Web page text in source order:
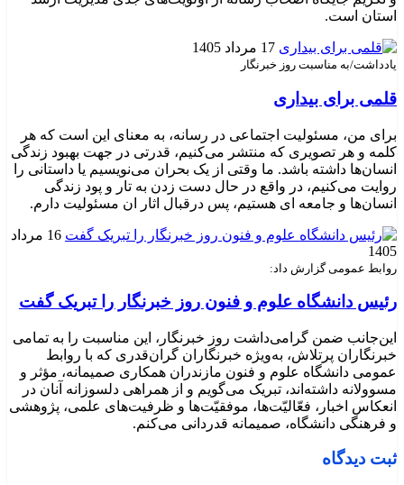
استان است. ‎
17 مرداد 1405
یادداشت/به مناسبت روز خبرنگار
قلمی برای بیداری
برای من، مسئولیت اجتماعی در رسانه، به معنای این است که هر
کلمه و هر تصویری که منتشر می‌کنیم، قدرتی در جهت بهبود زندگی
انسان‌ها داشته باشد. ما وقتی از یک بحران می‌نویسیم یا داستانی را
روایت می‌کنیم، در واقع در حال دست زدن به تار و پود زندگی
انسان‌ها و جامعه ای هستیم، پس درقبال اثار ان مسئولیت دارم.
16 مرداد
1405
روابط عمومی گزارش داد:
رئیس دانشگاه علوم و فنون روز خبرنگار را تبریک گفت
این‌جانب ضمن گرامی‌داشت روز خبرنگار، این مناسبت را به تمامی
خبرنگاران پرتلاش، به‌ویژه خبرنگاران گران‌قدری که با روابط
عمومی دانشگاه علوم و فنون مازندران همکاری صمیمانه، مؤثر و
مسوولانه داشته‌اند، تبریک می‌گویم و از همراهی دلسوزانه آنان در
انعکاس اخبار، فعّالیّت‌ها، موفقیّت‌ها و ظرفیت‌های علمی، پژوهشی
و فرهنگی دانشگاه، صمیمانه قدردانی می‌کنم.
ثبت دیدگاه